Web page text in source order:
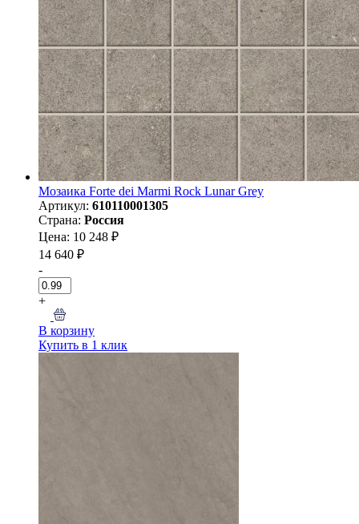
Мозаика Forte dei Marmi Rock Lunar Grey
Артикул: 610110001305
Страна: Россия
Цена: 10 248 ₽
14 640 ₽
-
+
В корзину
Купить в 1 клик